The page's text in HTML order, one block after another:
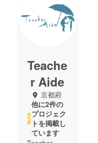
Teache
r Aide
京都府
他に2件の
プロジェク
トを掲載し
ています